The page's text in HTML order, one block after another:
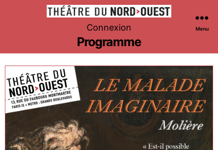
Théâtre
du
Nord-
Ouest
Connexion Menu
Programme